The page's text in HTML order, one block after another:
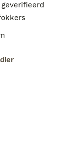
geverifieerd